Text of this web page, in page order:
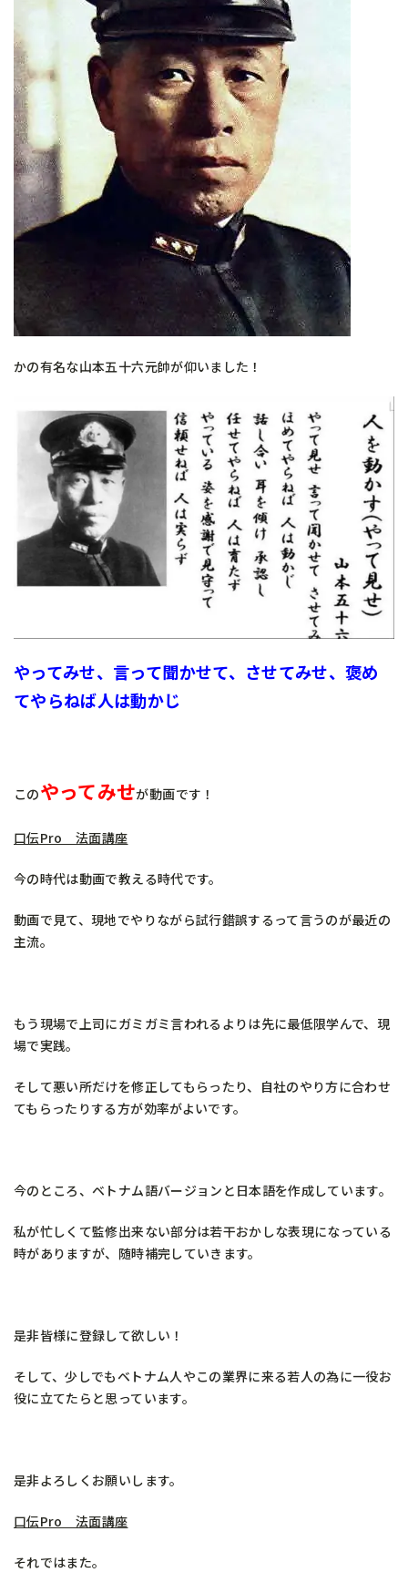
かの有名な山本五十六元帥が仰いました！
やってみせ、言って聞かせて、させてみせ、褒め
てやらねば人は動かじ
このやってみせが動画です！
口伝Pro 法面講座
今の時代は動画で教える時代です。
動画で見て、現地でやりながら試行錯誤するって言うのが最近の
主流。
もう現場で上司にガミガミ言われるよりは先に最低限学んで、現
場で実践。
そして悪い所だけを修正してもらったり、自社のやり方に合わせ
てもらったりする方が効率がよいです。
今のところ、ベトナム語バージョンと日本語を作成しています。
私が忙しくて監修出来ない部分は若干おかしな表現になっている
時がありますが、随時補完していきます。
是非皆様に登録して欲しい！
そして、少しでもベトナム人やこの業界に来る若人の為に一役お
役に立てたらと思っています。
是非よろしくお願いします。
口伝Pro 法面講座
それではまた。